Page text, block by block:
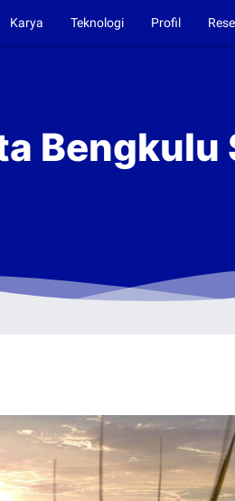
Karya Teknologi Profil